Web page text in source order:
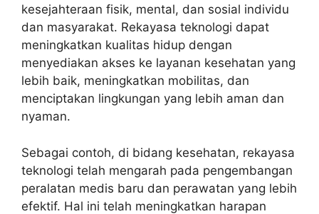
kesejahteraan fisik, mental, dan sosial individu
dan masyarakat. Rekayasa teknologi dapat
meningkatkan kualitas hidup dengan
menyediakan akses ke layanan kesehatan yang
lebih baik, meningkatkan mobilitas, dan
menciptakan lingkungan yang lebih aman dan
nyaman.
Sebagai contoh, di bidang kesehatan, rekayasa
teknologi telah mengarah pada pengembangan
peralatan medis baru dan perawatan yang lebih
efektif. Hal ini telah meningkatkan harapan